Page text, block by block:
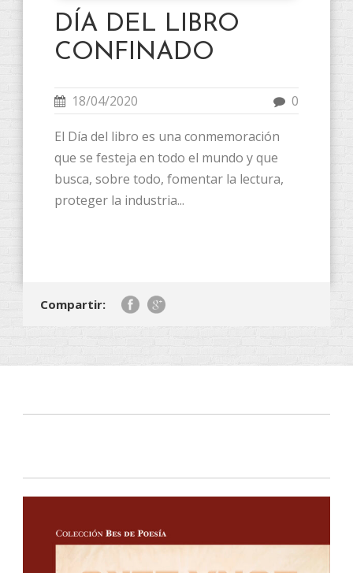
DÍA DEL LIBRO
CONFINADO
18/04/2020 0
El Día del libro es una conmemoración
que se festeja en todo el mundo y que
busca, sobre todo, fomentar la lectura,
proteger la industria...
Compartir: